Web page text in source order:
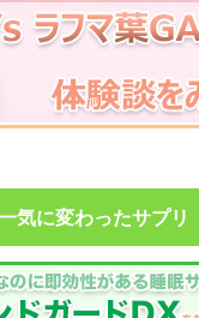
気に変わったサプリ